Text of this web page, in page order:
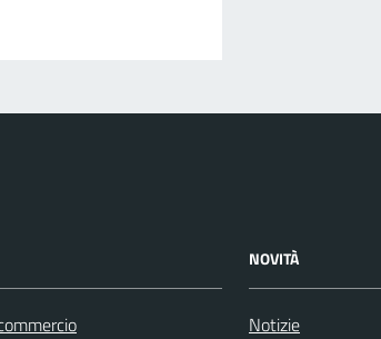
NOVITÀ
Notizie